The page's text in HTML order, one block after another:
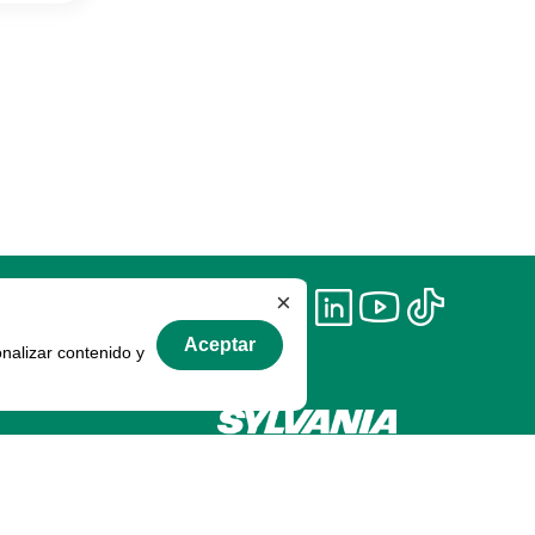
×
contenido y Aceptar